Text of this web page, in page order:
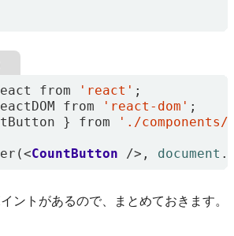
from 'react' ;
from 'react-dom' ;
} from './components/
(<CountButton />, document .
ントがあるので、まとめておきます。